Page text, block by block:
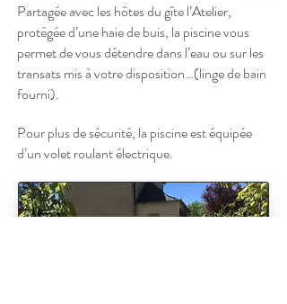
Partagée avec les hôtes du gîte l’Atelier,
protégée d’une haie de buis, la piscine vous
permet de vous détendre dans l’eau ou sur les
transats mis à votre disposition…(linge de bain
fourni).
Pour plus de sécurité, la piscine est équipée
d’un volet roulant électrique.